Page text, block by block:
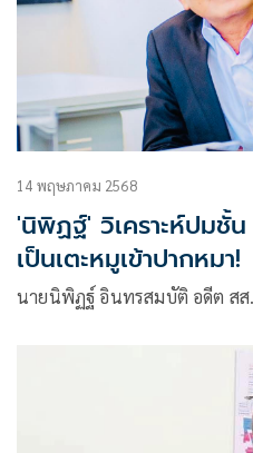
14 พฤษภาคม 2568
'นิพิฏฐ์' วิเคราะห์ปมชั้
เป็นเตะหมูเข้าปากหมา!
นายนิพิฏฐ์ อินทรสมบัติ อดีต ส